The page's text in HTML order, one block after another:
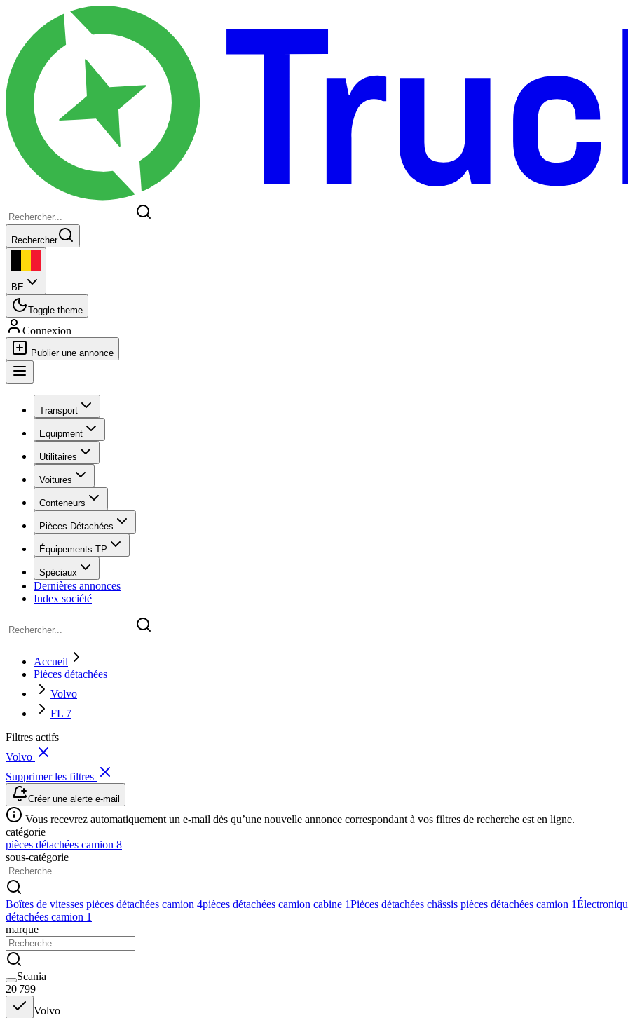
Rechercher
BE
Toggle theme
Connexion
Publier une annonce
Transport
Equipment
Utilitaires
Voitures
Conteneurs
Pièces Détachées
Équipements TP
Spéciaux
Dernières annonces
Index société
Accueil
Pièces détachées
Volvo
FL 7
Filtres actifs
Volvo
Supprimer les filtres
Créer une alerte e-mail
Vous recevrez automatiquement un e-mail dès qu’une nouvelle annonce correspondant à vos filtres de recherche est en ligne.
catégorie
pièces détachées camion 8
sous-catégorie
Boîtes de vitesses pièces détachées camion 4pièces détachées camion cabine 1Pièces détachées châssis pièces détachées camion 1
détachées camion 1
marque
Scania
20 799
Volvo